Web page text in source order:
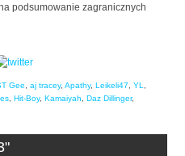
podsumowanie zagranicznych
Gee aj tracey, Apathy, Leikeli47 YL
Hit-Boy, Kamaiyah Daz Dillinger,